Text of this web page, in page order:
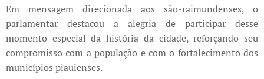
Em mensagem direcionada aos são-raimundenses, o
parlamentar destacou a alegria de participar desse
momento especial da história da cidade, reforçando seu
compromisso com a população e com o fortalecimento dos
municípios piauienses.